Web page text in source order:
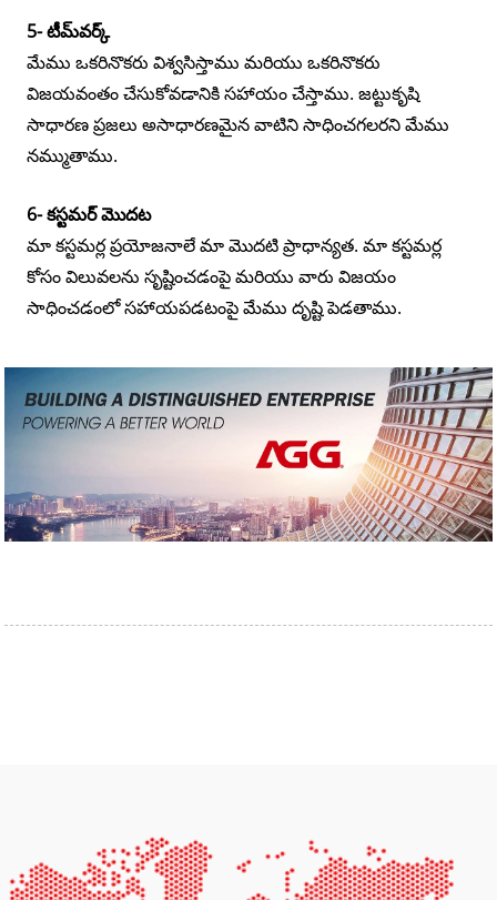
5- టీమ్‌వర్క్
మేము ఒకరినొకరు విశ్వసిస్తాము మరియు ఒకరినొకరు
విజయవంతం చేసుకోవడానికి సహాయం చేస్తాము. జట్టుకృషి
సాధారణ ప్రజలు అసాధారణమైన వాటిని సాధించగలరని మేము
నమ్ముతాము.
6- కస్టమర్ మొదట
మా కస్టమర్ల ప్రయోజనాలే మా మొదటి ప్రాధాన్యత. మా కస్టమర్ల
కోసం విలువలను సృష్టించడంపై మరియు వారు విజయం
సాధించడంలో సహాయపడటంపై మేము దృష్టి పెడతాము.